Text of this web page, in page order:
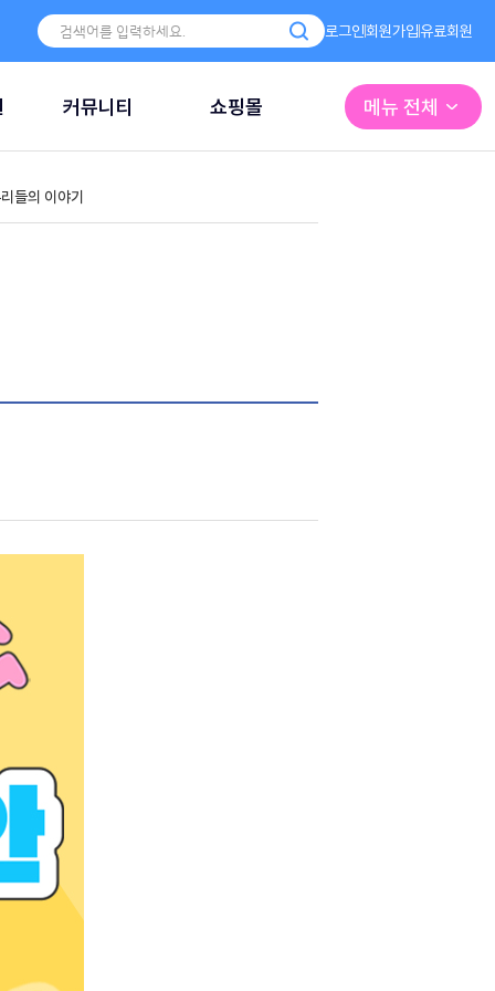
로그인회원가입유료회원
커뮤니티 쇼핑몰 메뉴 전체
들의 이야기